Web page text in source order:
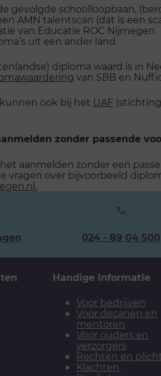
gevolgde schoolloopbaan,
AMN talentscan (dat is een
van Educatie ROC Nijmegen
uit een ander land
diploma waard is in
van SBB en
ook bij het UAF
zonder passende
aanmelden zonder een
vragen over bijvoorbeeld
Ons
024 - 89 04 500
Handige informatie
Voor bedrijven
Voor decanen en
mentoren
Voor ouders en
verzorgers
Rechten en
Klachten